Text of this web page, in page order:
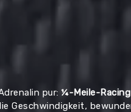
pur: ¼-Meile-Racing
Geschwindigkeit,